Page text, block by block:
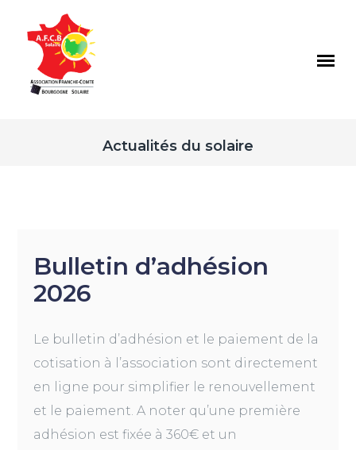
Actualités du solaire
Bulletin d’adhésion
2026
Le bulletin d’adhésion et le paiement de la
cotisation à l’association sont directement
en ligne pour simplifier le renouvellement
et le paiement. A noter qu’une première
adhésion est fixée à 360€ et un